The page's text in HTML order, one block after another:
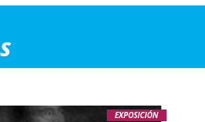
EXPOSICIÓN